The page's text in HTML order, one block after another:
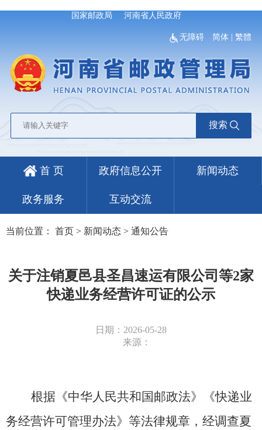
国家邮政局 河南省人民政府
无障碍 简体 |繁體
搜索
首 页 政府信息公开 新闻动态
政务服务 互动交流
当前位置： 首页 > 新闻动态 > 通知公告
关于注销夏邑县圣昌速运有限公司等2家
快递业务经营许可证的公示
日期：2026-05-28
来源：
根据《中华人民共和国邮政法》《快递业
务经营许可管理办法》等法律规章，经调查夏